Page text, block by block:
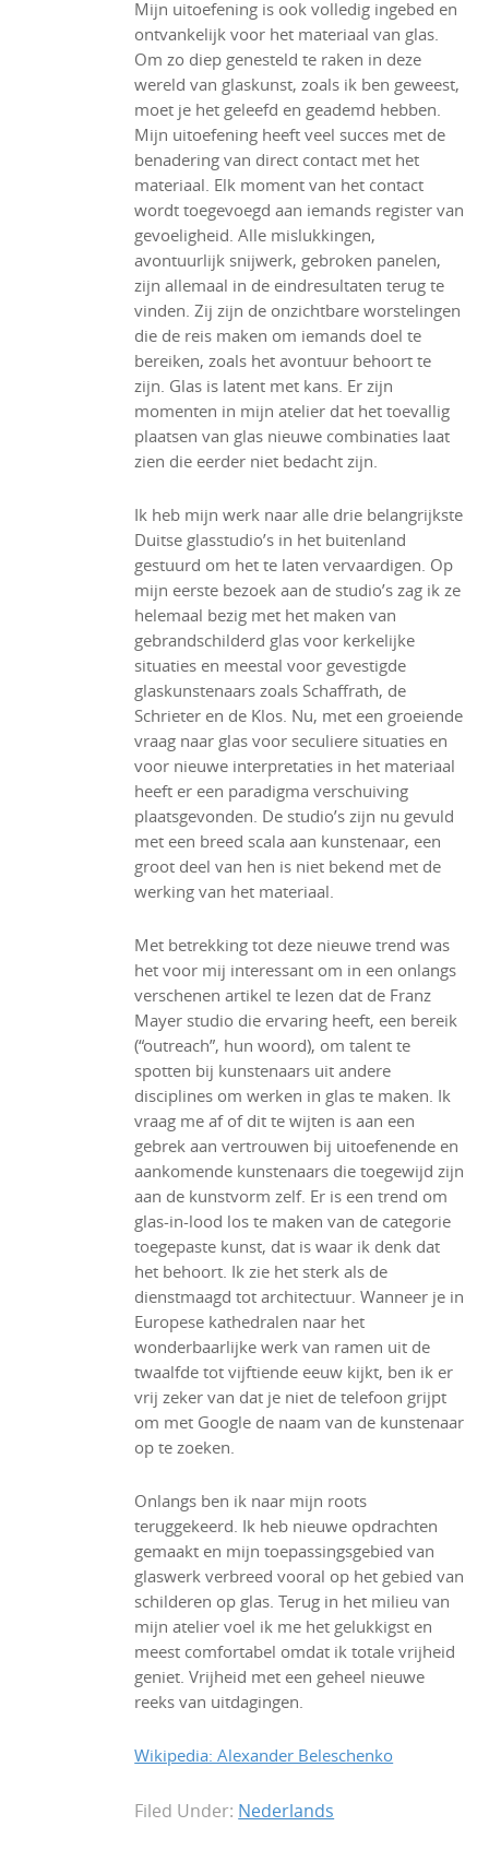
Mijn uitoefening is ook volledig ingebed en
ontvankelijk voor het materiaal van glas.
Om zo diep genesteld te raken in deze
wereld van glaskunst, zoals ik ben geweest,
moet je het geleefd en geademd hebben.
Mijn uitoefening heeft veel succes met de
benadering van direct contact met het
materiaal. Elk moment van het contact
wordt toegevoegd aan iemands register van
gevoeligheid. Alle mislukkingen,
avontuurlijk snijwerk, gebroken panelen,
zijn allemaal in de eindresultaten terug te
vinden. Zij zijn de onzichtbare worstelingen
die de reis maken om iemands doel te
bereiken, zoals het avontuur behoort te
zijn. Glas is latent met kans. Er zijn
momenten in mijn atelier dat het toevallig
plaatsen van glas nieuwe combinaties laat
zien die eerder niet bedacht zijn.
Ik heb mijn werk naar alle drie belangrijkste
Duitse glasstudio’s in het buitenland
gestuurd om het te laten vervaardigen. Op
mijn eerste bezoek aan de studio’s zag ik ze
helemaal bezig met het maken van
gebrandschilderd glas voor kerkelijke
situaties en meestal voor gevestigde
glaskunstenaars zoals Schaffrath, de
Schrieter en de Klos. Nu, met een groeiende
vraag naar glas voor seculiere situaties en
voor nieuwe interpretaties in het materiaal
heeft er een paradigma verschuiving
plaatsgevonden. De studio’s zijn nu gevuld
met een breed scala aan kunstenaar, een
groot deel van hen is niet bekend met de
werking van het materiaal.
Met betrekking tot deze nieuwe trend was
het voor mij interessant om in een onlangs
verschenen artikel te lezen dat de Franz
Mayer studio die ervaring heeft, een bereik
(“outreach”, hun woord), om talent te
spotten bij kunstenaars uit andere
disciplines om werken in glas te maken. Ik
vraag me af of dit te wijten is aan een
gebrek aan vertrouwen bij uitoefenende en
aankomende kunstenaars die toegewijd zijn
aan de kunstvorm zelf. Er is een trend om
glas-in-lood los te maken van de categorie
toegepaste kunst, dat is waar ik denk dat
het behoort. Ik zie het sterk als de
dienstmaagd tot architectuur. Wanneer je in
Europese kathedralen naar het
wonderbaarlijke werk van ramen uit de
twaalfde tot vijftiende eeuw kijkt, ben ik er
vrij zeker van dat je niet de telefoon grijpt
om met Google de naam van de kunstenaar
op te zoeken.
Onlangs ben ik naar mijn roots
teruggekeerd. Ik heb nieuwe opdrachten
gemaakt en mijn toepassingsgebied van
glaswerk verbreed vooral op het gebied van
schilderen op glas. Terug in het milieu van
mijn atelier voel ik me het gelukkigst en
meest comfortabel omdat ik totale vrijheid
geniet. Vrijheid met een geheel nieuwe
reeks van uitdagingen.
Wikipedia: Alexander Beleschenko
Filed Under: Nederlands